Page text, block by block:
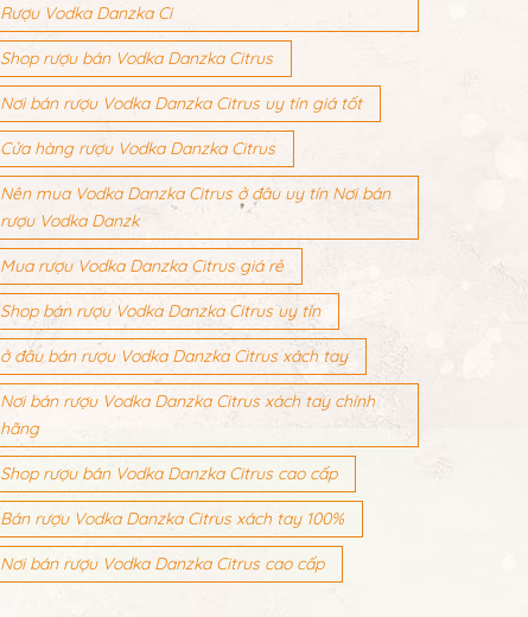
Rượu Vodka Danzka Ci
Shop rượu bán Vodka Danzka Citrus
Nơi bán rượu Vodka Danzka Citrus uy tín giá tốt
Cửa hàng rượu Vodka Danzka Citrus
Nên mua Vodka Danzka Citrus ở đâu uy tín Nơi bán
rượu Vodka Danzk
Mua rượu Vodka Danzka Citrus giá rẻ
Shop bán rượu Vodka Danzka Citrus uy tín
ở đâu bán rượu Vodka Danzka Citrus xách tay
Nơi bán rượu Vodka Danzka Citrus xách tay chính
hãng
Shop rượu bán Vodka Danzka Citrus cao cấp
Bán rượu Vodka Danzka Citrus xách tay 100%
Nơi bán rượu Vodka Danzka Citrus cao cấp